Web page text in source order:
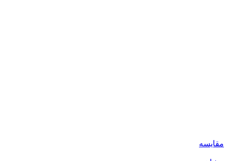
مقایسه